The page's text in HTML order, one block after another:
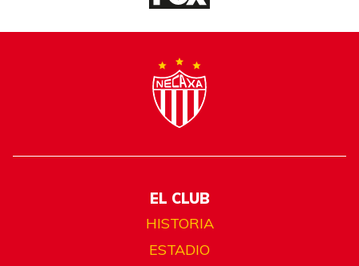
EL CLUB
HISTORIA
ESTADIO